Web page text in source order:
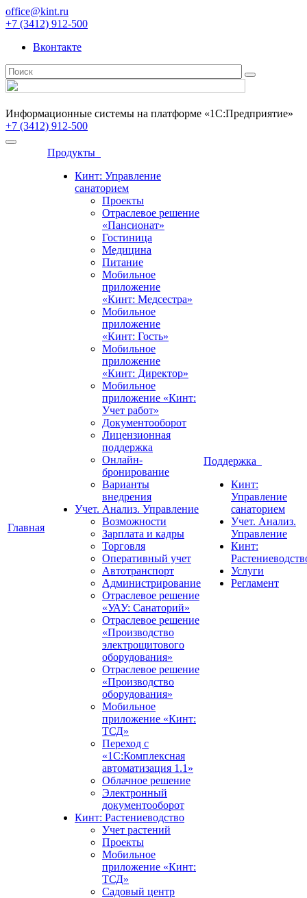
office@kint.ru
+7 (3412) 912-500
Вконтакте
Информационные системы на платформе «1С:Предприятие»
+7 (3412) 912-500
Главная
Продукты
Кинт: Управление
санаторием
Проекты
Отраслевое решение
«Пансионат»
Гостиница
Медицина
Питание
Мобильное
приложение
«Кинт: Медсестра»
Мобильное
приложение
«Кинт: Гость»
Мобильное
приложение
«Кинт: Директор»
Мобильное
приложение «Кинт:
Учет работ»
Документооборот
Лицензионная
поддержка
Онлайн-
бронирование
Варианты
внедрения
Учет. Анализ. Управление
Возможности
Зарплата и кадры
Торговля
Оперативный учет
Автотранспорт
Администрирование
Отраслевое решение
«УАУ: Санаторий»
Отраслевое решение
«Производство
электрощитового
оборудования»
Отраслевое решение
«Производство
оборудования»
Мобильное
приложение «Кинт:
ТСД»
Переход с
«1С:Комплексная
автоматизация 1.1»
Облачное решение
Электронный
документооборот
Кинт: Растениеводство
Учет растений
Проекты
Мобильное
приложение «Кинт:
ТСД»
Садовый центр
Поддержка
Кинт:
Управление
санаторием
Учет. Анализ.
Управление
Кинт:
Услуги
Регламент